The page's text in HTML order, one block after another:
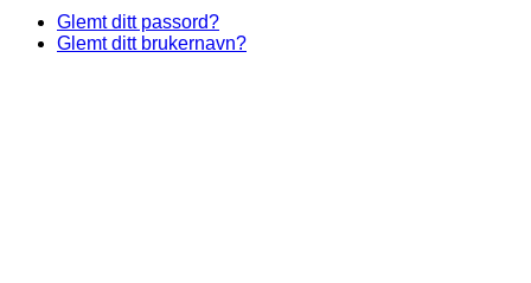
Glemt ditt passord?
Glemt ditt brukernavn?